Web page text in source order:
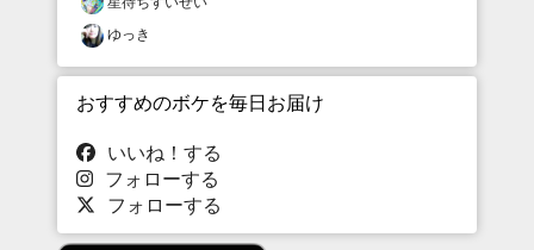
ゆっき
おすすめのボケを毎日お届け
いいね！する
フォローする
フォローする